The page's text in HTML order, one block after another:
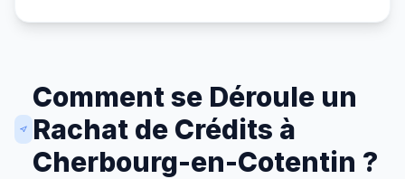
Comment se Déroule un
Rachat de Crédits à
Cherbourg-en-Cotentin ?